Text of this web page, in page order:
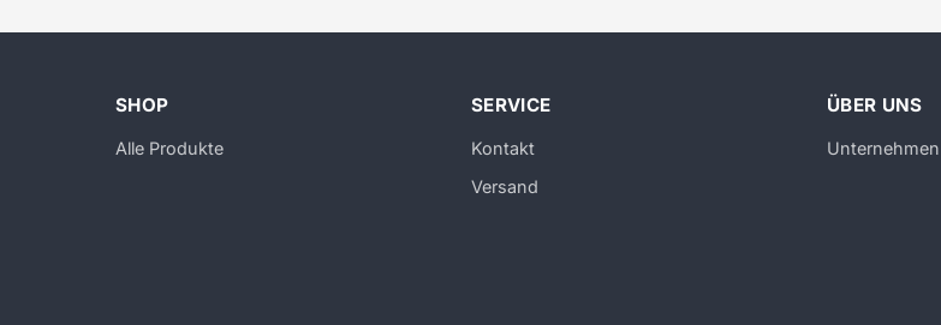
SHOP
Alle Produkte
SERVICE
Kontakt
Versand
ÜBER UNS
Unternehmen